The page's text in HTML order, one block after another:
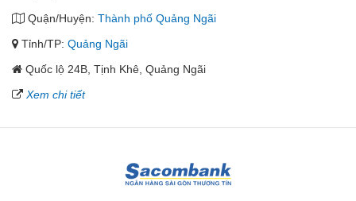
Quận/Huyện: Thành phố Quảng Ngãi
Tỉnh/TP: Quảng Ngãi
Quốc lộ 24B, Tịnh Khê, Quảng Ngãi
Xem chi tiết